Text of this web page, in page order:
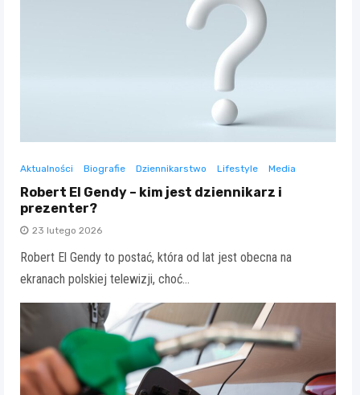
Aktualności Biografie Dziennikarstwo Lifestyle Media
Robert El Gendy – kim jest dziennikarz i
prezenter?
23 lutego 2026
Robert El Gendy to postać, która od lat jest obecna na
ekranach polskiej telewizji, choć…